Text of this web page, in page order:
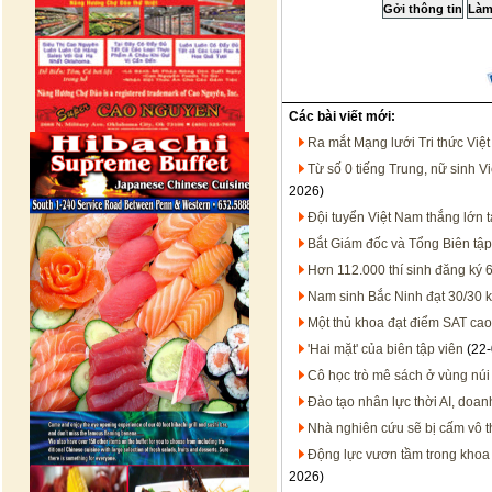
Các bài viết mới:
Ra mắt Mạng lưới Tri thức
Từ số 0 tiếng Trung, nữ sinh
2026)
Đội tuyển Việt Nam thắng lớn
Bắt Giám đốc và Tổng Biên
Hơn 112.000 thí sinh đăng ký
Nam sinh Bắc Ninh đạt 30/30
Một thủ khoa đạt điểm SAT
'Hai mặt' của biên tập viên
Cô học trò mê sách ở vùng
Đào tạo nhân lực thời AI,
Nhà nghiên cứu sẽ bị cấm vô
Động lực vươn tầm trong
2026)